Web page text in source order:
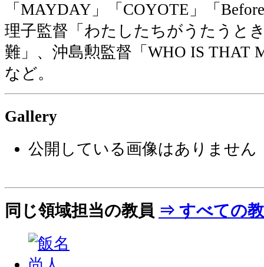
「MAYDAY」「COYOTE」「
理子監督「わたしたちがうたうと
難」、沖島勲監督「WHO IS THAT
など。
Gallery
公開している画像はありません
同じ領域担当の教員 ⇒ すべての